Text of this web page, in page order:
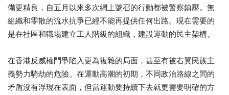
備更精良， 自五月以來多次網上號召的行動都被警察鎮壓。 無
組織和零散的流水抗爭已經不能再提供任何出路。 現在需要的
是在社區和職場建立工人階級的組織， 建設運動的民主架構。
在香港反威權鬥爭陷入更為複雜的局面， 甚至有被右翼民族主
義勢力騎劫的危險。在運動高潮的初期， 不同政治路線之間的
矛盾沒有浮現在表面， 但當運動要持續下去就更需要明確的方